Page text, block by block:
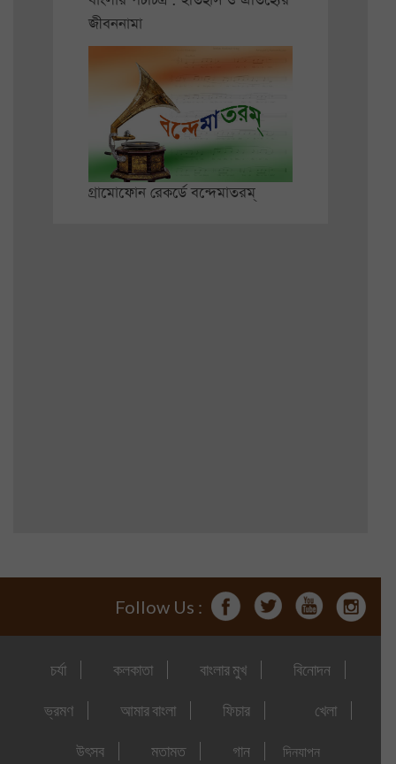
জীবননামা
গ্রামোফোন রেকর্ডে বন্দেমাতরম্
Follow Us :
চর্যা কলকাতা বাংলার মুখ বিনোদন
ভ্রমণ আমার বাংলা ফিচার খেলা
উৎসব মতামত গান দিনযাপন